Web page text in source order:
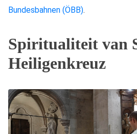
Bundesbahnen (ÖBB).
Spiritualiteit van
Heiligenkreuz